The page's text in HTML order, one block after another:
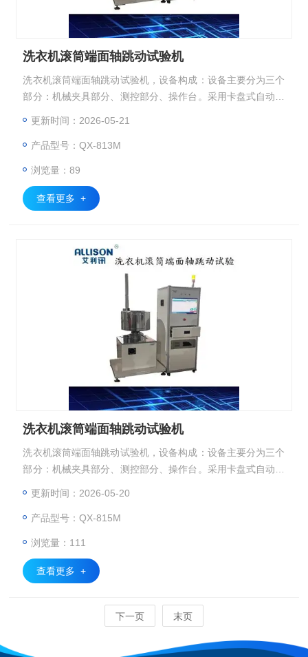
洗衣机滚筒端面轴跳动试验机
洗衣机滚筒端面轴跳动试验机，设备构成：设备主要分为三个
部分：机械夹具部分、测控部分、操作台。采用卡盘式自动快
判定值等。实时显示功能：位移、转速数据采集，2D波形数
醒系统，可自动
更新时间：2026-05-21
产品型号：QX-813M
浏览量：89
查看更多 +
洗衣机滚筒端面轴跳动试验机
洗衣机滚筒端面轴跳动试验机，设备构成：设备主要分为三个
部分：机械夹具部分、测控部分、操作台。采用卡盘式自动快
判定值等。实时显示功能：位移、转速数据采集，2D波形数
醒系统，可自动
更新时间：2026-05-20
产品型号：QX-815M
浏览量：111
查看更多 +
下一页 末页